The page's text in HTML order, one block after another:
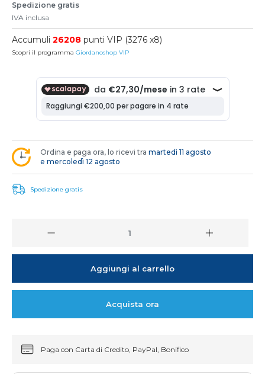
Spedizione gratis
IVA inclusa
Accumuli 26208 punti VIP (3276 x8)
Scopri il programma Giordanoshop VIP
Ordina e paga ora, lo ricevi tra martedì 11 agosto
e mercoledì 12 agosto
Spedizione gratis
Aggiungi al carrello
Acquista ora
Paga con Carta di Credito, PayPal, Bonifico